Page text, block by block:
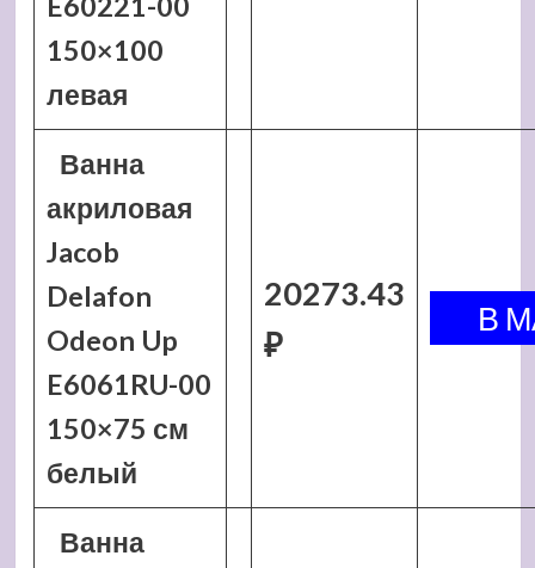
150×100
левая
Ванна
акриловая
Jacob
Delafon
Odeon Up
E6061RU-00
150×75 см
белый
20273.43
₽
Ванна